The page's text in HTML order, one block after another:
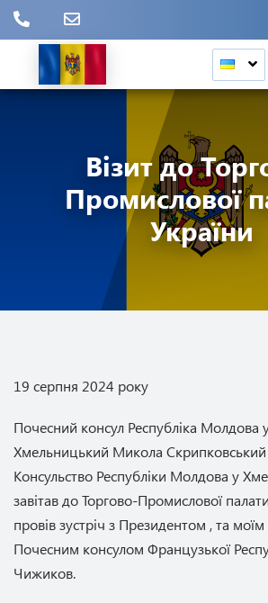
Візит до
Промислової
України
19 серпня 2024 року
Почесний консул Республіка Молдова у
Хмельницький Микола
Консульство Республіки Молдова у
завітав до Торгово-Промислової
провів зустріч з Президентом , та
Почесним консулом Французької
Чижиков.